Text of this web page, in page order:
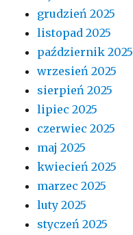
grudzień 2025
listopad 2025
październik 2025
wrzesień 2025
sierpień 2025
lipiec 2025
czerwiec 2025
maj 2025
kwiecień 2025
marzec 2025
luty 2025
styczeń 2025